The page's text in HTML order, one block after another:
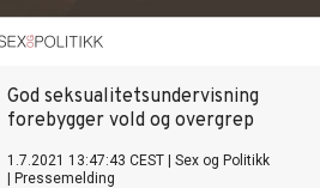
God seksualitetsundervisning
forebygger vold og overgrep
1.7.2021 13:47:43 CEST
Sex og Politikk
Pressemelding